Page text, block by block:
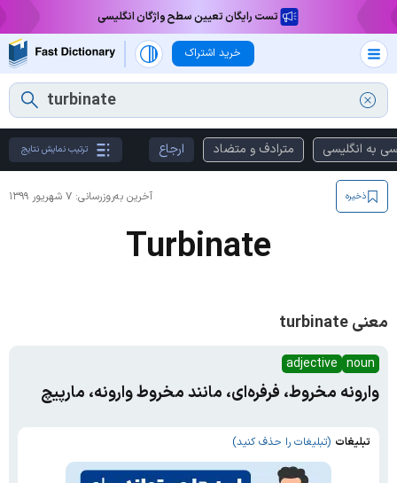
تست رایگان تعیین سطح واژگان انگلیسی
خرید اشتراک
به انگلیسی مترادف و متضاد ارجاع ترتیب نمایش نتایج
آخرین به‌روزرسانی: ۷ شهریور ۱۳۹۹ ذخیره
Turbinate
معنی turbinate
noun
adjective
وارونه مخروط، فرفره‌ای، مانند مخروط وارونه، مارپیچ
تبلیغات (تبلیغات را حذف کنید)